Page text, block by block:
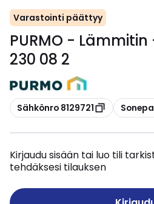
Varastointi päättyy
PURMO - Lämmitin
230 08 2
Kopioi
Sähkönro 8129721 Kopioi
Kirjaudu sisään tai luo tili
tehdäksesi tilauksen